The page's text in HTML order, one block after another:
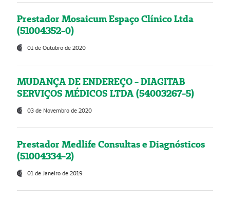
Prestador Mosaicum Espaço Clínico Ltda
(51004352-0)
01 de Outubro de 2020
MUDANÇA DE ENDEREÇO - DIAGITAB
SERVIÇOS MÉDICOS LTDA (54003267-5)
03 de Novembro de 2020
Prestador Medlife Consultas e Diagnósticos
(51004334-2)
01 de Janeiro de 2019